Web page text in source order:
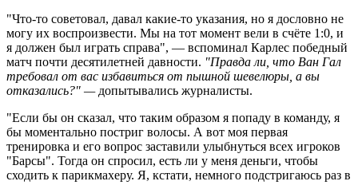
"Что-то советовал, давал какие-то указания, но я дословно не
могу их воспроизвести. Мы на тот момент вели в счёте 1:0, и
я должен был играть справа", — вспоминал Карлес победный
матч почти десятилетней давности. "Правда ли, что Ван Гал
требовал от вас избавиться от пышной шевелюры, а вы
отказались?" — допытывались журналисты.
"Если бы он сказал, что таким образом я попаду в команду, я
бы моментально постриг волосы. А вот моя первая
тренировка и его вопрос заставили улыбнуться всех игроков
"Барсы". Тогда он спросил, есть ли у меня деньги, чтобы
сходить к парикмахеру. Я, кстати, немного подстригаюсь раз в